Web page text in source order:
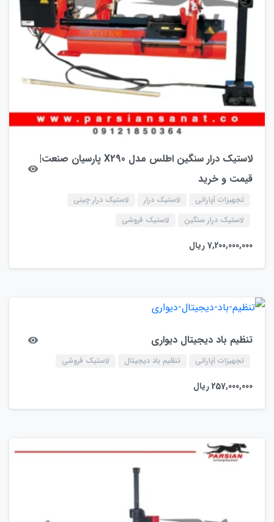
لاستیک درار سنگین اطلس مدل X290 پارسیان صنعت|
قیمت و خرید
تجهیزات آپاراتی لاستیک درار
لاستیک درار چینی
لاستیک درار سنگین
لاستیک فروشی
7,200,000,000ریال
تنظیم باد دیجیتال دیواری
تجهیزات آپاراتی تنظیم باد دیجیتال لاستیک فروشی
257,000,000ریال